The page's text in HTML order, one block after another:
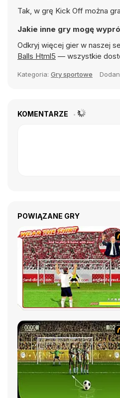
Tak, w grę Kick Off można
Jakie inne gry mogę
Odkryj więcej gier w naszej
Balls Html5 — wszystkie
Kategoria: Gry sportowe
KOMENTARZE
POWIĄZANE GRY